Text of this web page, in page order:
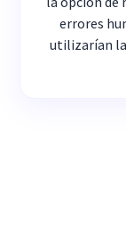
errores
utilizarían